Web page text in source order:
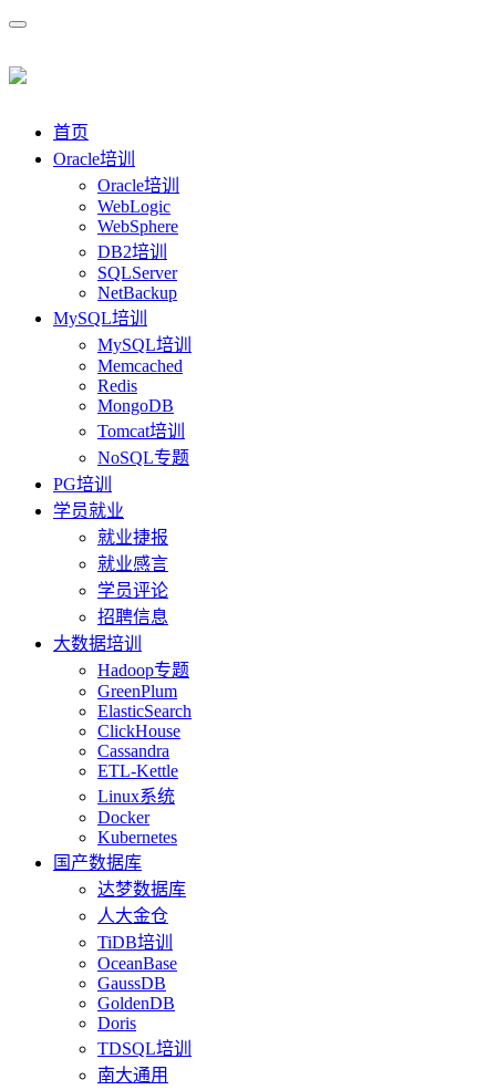
首页
Oracle培训
Oracle培训
WebLogic
WebSphere
DB2培训
SQLServer
NetBackup
MySQL培训
MySQL培训
Memcached
Redis
MongoDB
Tomcat培训
NoSQL专题
PG培训
学员就业
就业捷报
就业感言
学员评论
招聘信息
大数据培训
Hadoop专题
GreenPlum
ElasticSearch
ClickHouse
Cassandra
ETL-Kettle
Linux系统
Docker
Kubernetes
国产数据库
达梦数据库
人大金仓
TiDB培训
OceanBase
GaussDB
GoldenDB
Doris
TDSQL培训
南大通用